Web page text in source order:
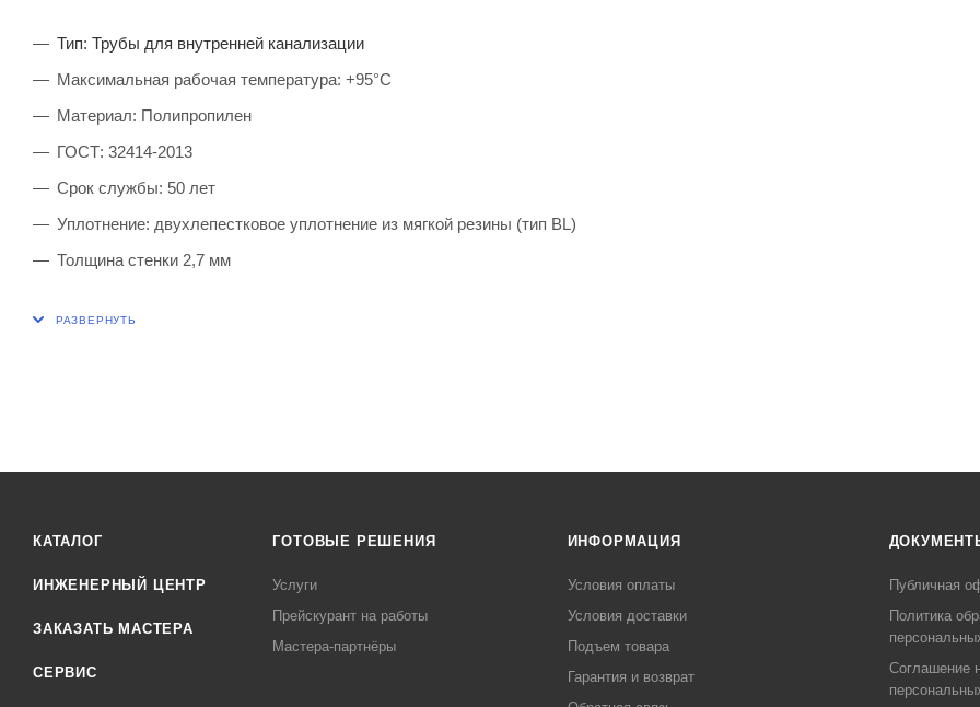
Тип: Трубы для внутренней канализации
Максимальная рабочая температура: +95°С
Материал: Полипропилен
ГОСТ: 32414-2013
Срок службы: 50 лет
Уплотнение: двухлепестковое уплотнение из мягкой резины (тип BL)
Толщина стенки 2,7 мм
КАТАЛОГ
ИНЖЕНЕРНЫЙ ЦЕНТР
ЗАКАЗАТЬ МАСТЕРА
СЕРВИС
ГОТОВЫЕ РЕШЕНИЯ
Услуги
Прейскурант на работы
Мастера-партнёры
ИНФОРМАЦИЯ
Условия оплаты
Условия доставки
Подъем товара
Гарантия и возврат
Публичная
Политика
Соглашение